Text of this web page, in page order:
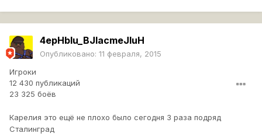
4epHbIu_BJlacmeJIuH
Опубликовано: 11 февраля, 2015
Игроки
12 430 публикаций
23 325 боёв
Карелия это ещё не плохо было сегодня 3 раза подряд
Сталинград